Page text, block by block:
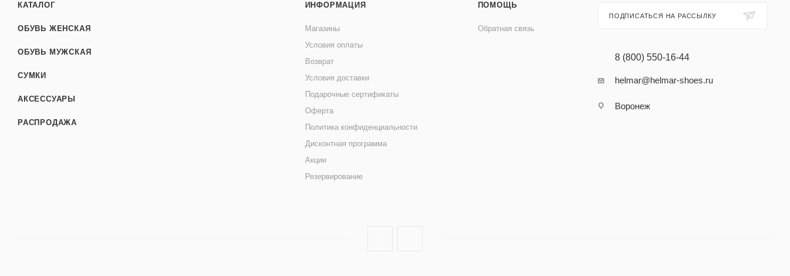
КАТАЛОГ
ОБУВЬ ЖЕНСКАЯ
ОБУВЬ МУЖСКАЯ
СУМКИ
АКСЕССУАРЫ
РАСПРОДАЖА
ИНФОРМАЦИЯ
Магазины
Условия оплаты
Возврат
Условия доставки
Подарочные сертификаты
Оферта
Политика конфиденциальности
Дисконтная программа
Акции
Резервирование
ПОМОЩЬ
Обратная связь
ПОДПИСАТЬСЯ НА РАССЫЛКУ
8 (800) 550-16-44
helmar@helmar-shoes.ru
Воронеж